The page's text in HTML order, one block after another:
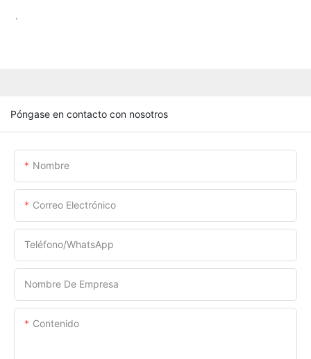
.
Póngase en contacto con nosotros
Nombre
Correo Electrónico
Teléfono/WhatsApp
Nombre De Empresa
Contenido